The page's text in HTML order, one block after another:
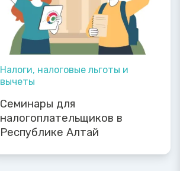
Налоги, налоговые льготы и
вычеты
Семинары для
налогоплательщиков в
Республике Алтай